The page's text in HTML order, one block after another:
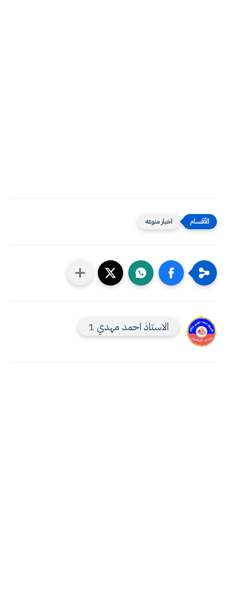
اخبار منوعه
الاستاذ احمد مهدي 1